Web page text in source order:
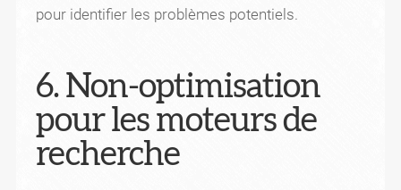
pour identifier les problèmes potentiels.
6. Non-optimisation
pour les moteurs de
recherche